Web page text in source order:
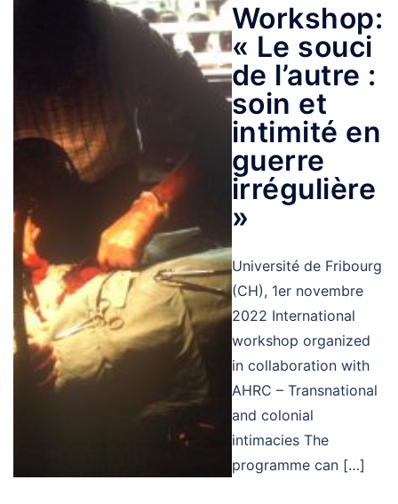
Workshop:
« Le souci
de l’autre :
soin et
intimité en
guerre
irrégulière
»
Université de Fribourg
(CH), 1er novembre
2022 International
workshop organized
in collaboration with
AHRC – Transnational
and colonial
intimacies The
programme can […]